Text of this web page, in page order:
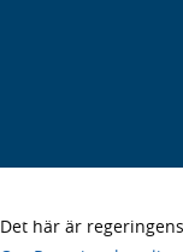
Det här är